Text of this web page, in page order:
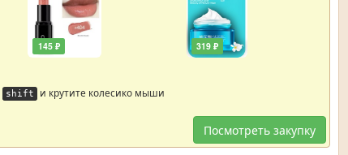
145 ₽ 319 ₽
shift и крутите колесико мыши
Посмотреть закупку